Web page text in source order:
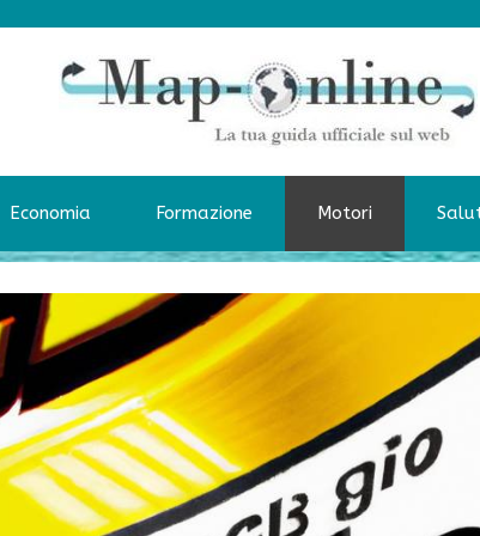
Economia Formazione Motori